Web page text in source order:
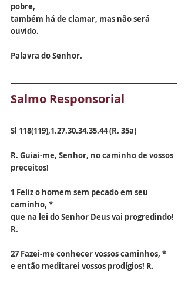
pobre,
também há de clamar, mas não será
ouvido.
Palavra do Senhor.
Salmo Responsorial
Sl 118(119),1.27.30.34.35.44 (R. 35a)
R. Guiai-me, Senhor, no caminho de vossos
preceitos!
1 Feliz o homem sem pecado em seu
caminho, *
que na lei do Senhor Deus vai progredindo!
R.
27 Fazei-me conhecer vossos caminhos, *
e então meditarei vossos prodígios! R.